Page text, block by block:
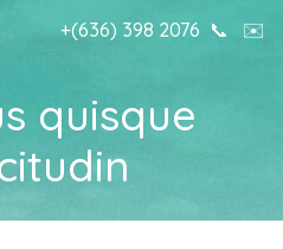
+(636) 398 2076 📞 ✉️
quisque